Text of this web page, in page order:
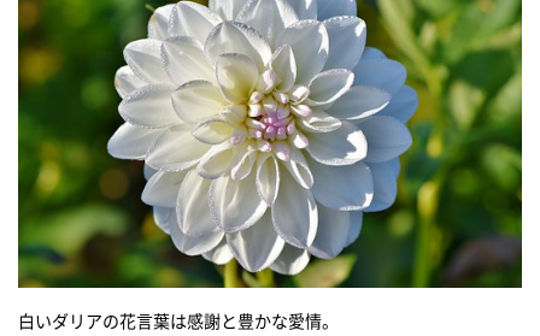
白いダリアの花言葉は感謝と豊かな愛情。